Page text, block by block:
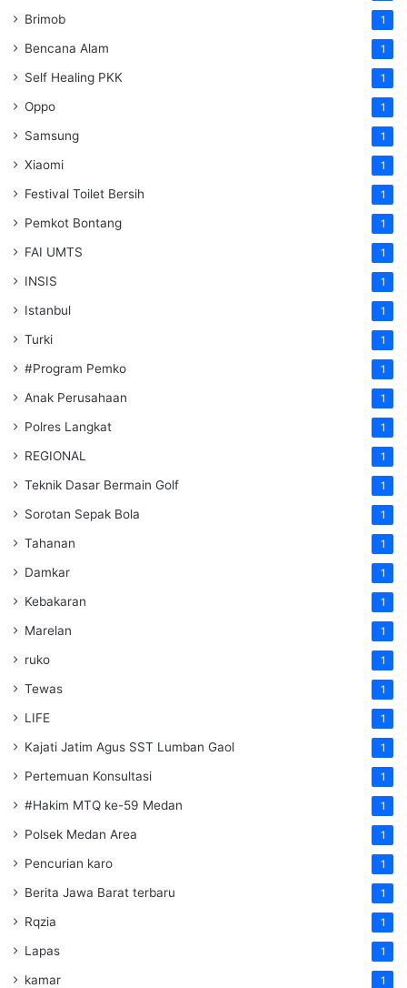
Brimob 1
Bencana Alam 1
Self Healing PKK 1
Oppo 1
Samsung 1
Xiaomi 1
Festival Toilet Bersih 1
Pemkot Bontang 1
FAI UMTS 1
INSIS 1
Istanbul 1
Turki 1
#Program Pemko 1
Anak Perusahaan 1
Polres Langkat 1
REGIONAL 1
Teknik Dasar Bermain Golf 1
Sorotan Sepak Bola 1
Tahanan 1
Damkar 1
Kebakaran 1
Marelan 1
ruko 1
Tewas 1
LIFE 1
Kajati Jatim Agus SST Lumban Gaol 1
Pertemuan Konsultasi 1
#Hakim MTQ ke-59 Medan 1
Polsek Medan Area 1
Pencurian karo 1
Berita Jawa Barat terbaru 1
Rqzia 1
Lapas 1
kamar 1